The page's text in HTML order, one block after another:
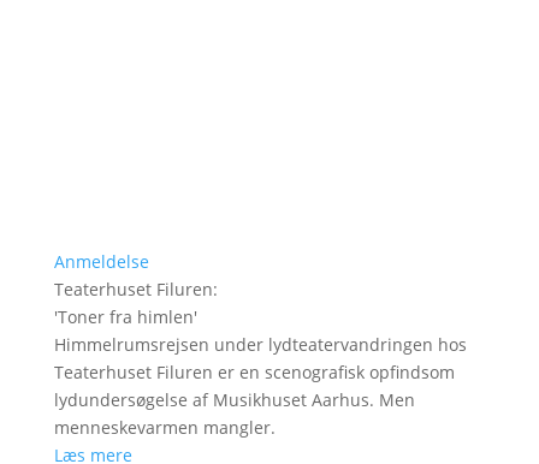
Anmeldelse
Teaterhuset Filuren:
'Toner fra himlen'
Himmelrumsrejsen under lydteatervandringen hos
Teaterhuset Filuren er en scenografisk opfindsom
lydundersøgelse af Musikhuset Aarhus. Men
menneskevarmen mangler.
Læs mere